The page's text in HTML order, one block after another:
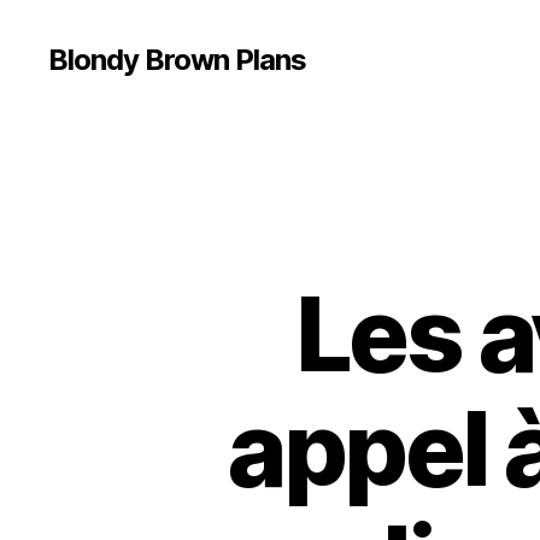
Blondy Brown Plans
Les
appel